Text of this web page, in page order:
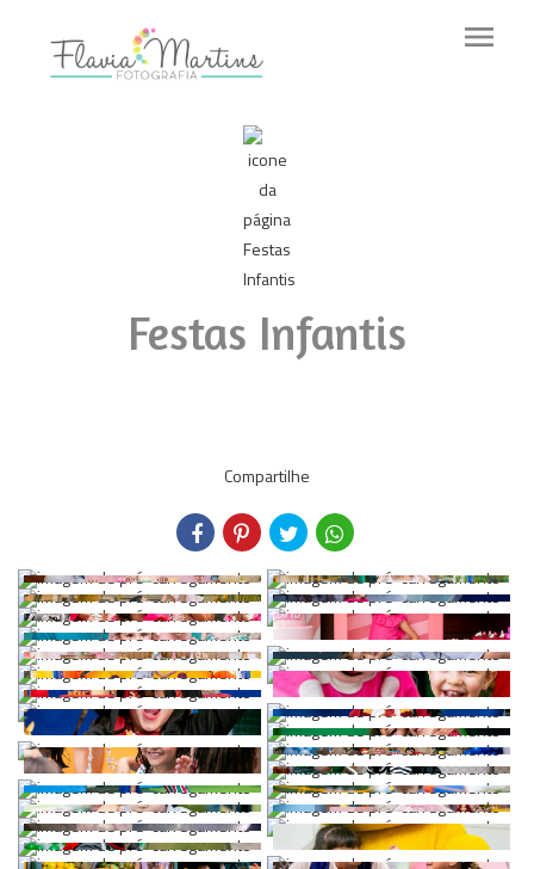
menu
Festas Infantis
Compartilhe